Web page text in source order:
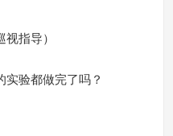
视指导）
实验都做完了吗？